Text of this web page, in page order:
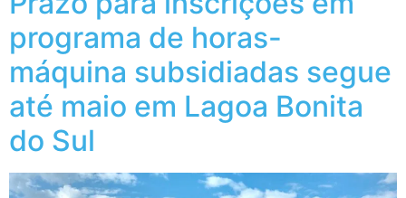
programa de horas-
máquina subsidiadas segue
até maio em Lagoa Bonita
do Sul